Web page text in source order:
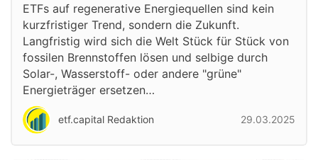
ETFs auf regenerative Energiequellen sind kein
kurzfristiger Trend, sondern die Zukunft.
Langfristig wird sich die Welt Stück für Stück von
fossilen Brennstoffen lösen und selbige durch
Solar-, Wasserstoff- oder andere "grüne"
Energieträger ersetzen…
etf.capital Redaktion 29.03.2025